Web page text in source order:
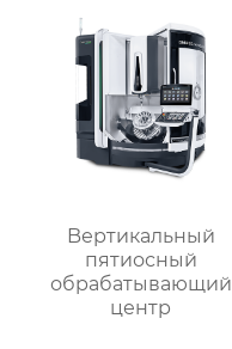
Bертикальный
пятиосный
обрабатывающий
центр